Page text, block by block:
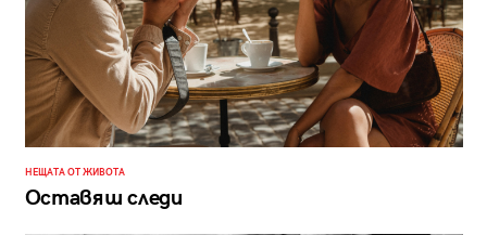
НЕЩАТА ОТ ЖИВОТА
Оставяш следи